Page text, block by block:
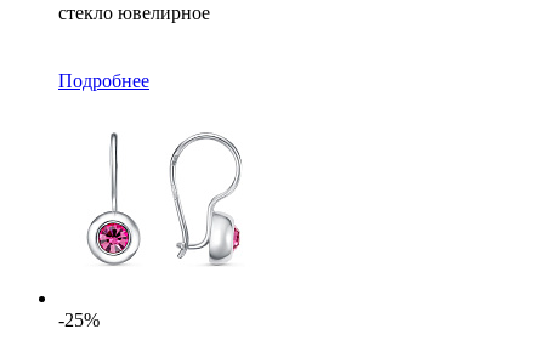
стекло ювелирное
Подробнее
-25%